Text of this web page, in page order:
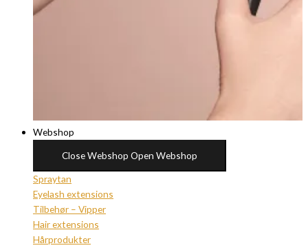
Webshop
Close Webshop Open Webshop
Spraytan
Eyelash extensions
Tilbehør – Vipper
Hair extensions
Hårprodukter